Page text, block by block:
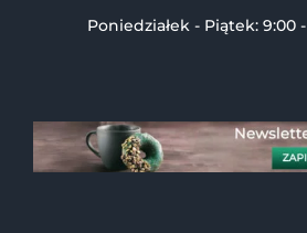
Poniedziałek - Piątek: 9:00 -